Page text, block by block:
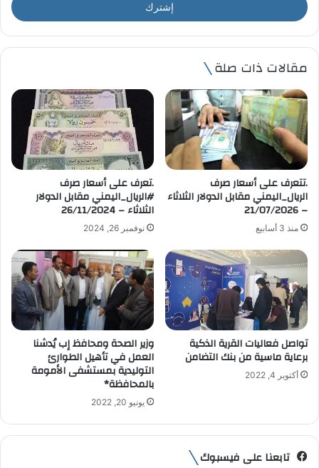
ل
ر
د
ا
ل
إ
ل
ك
ر
و
ي
مقالات ذات صلة
.تتعرف على أسعار صرف
الريال_اليمني مقابل الدولار الثلاثاء
– 21/07/2026
منذ 3 أسابيع
.تعرف على أسعار صرف
#الريال_اليمني مقابل الدولار
الثلاثاء – 26/11/2024
نوفمبر 26, 2024
تواصل فعاليات القرية الذكية
برعاية ماسية من بنك التضامن
أكتوبر 4, 2022
وزير الصحة ومحافظ إب يُدشنا
العمل في تأهيل الطوارئ
التوليدية بمستشفى الأمومة
بالمحافظة*
يونيو 20, 2022
تابعنا على فيسبوك